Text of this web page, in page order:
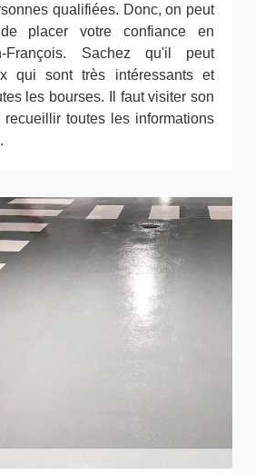
qualifiées. Donc, on peut
placer votre confiance en
François. Sachez qu'il peut
qui sont très intéressants et
les bourses. Il faut visiter son
recueillir toutes les informations